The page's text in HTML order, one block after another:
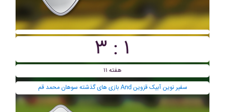
۳ : ۱
هفته ۱۱
بازی های گذشته سوهان محمد قم And سفير نوين آبيک قزوين